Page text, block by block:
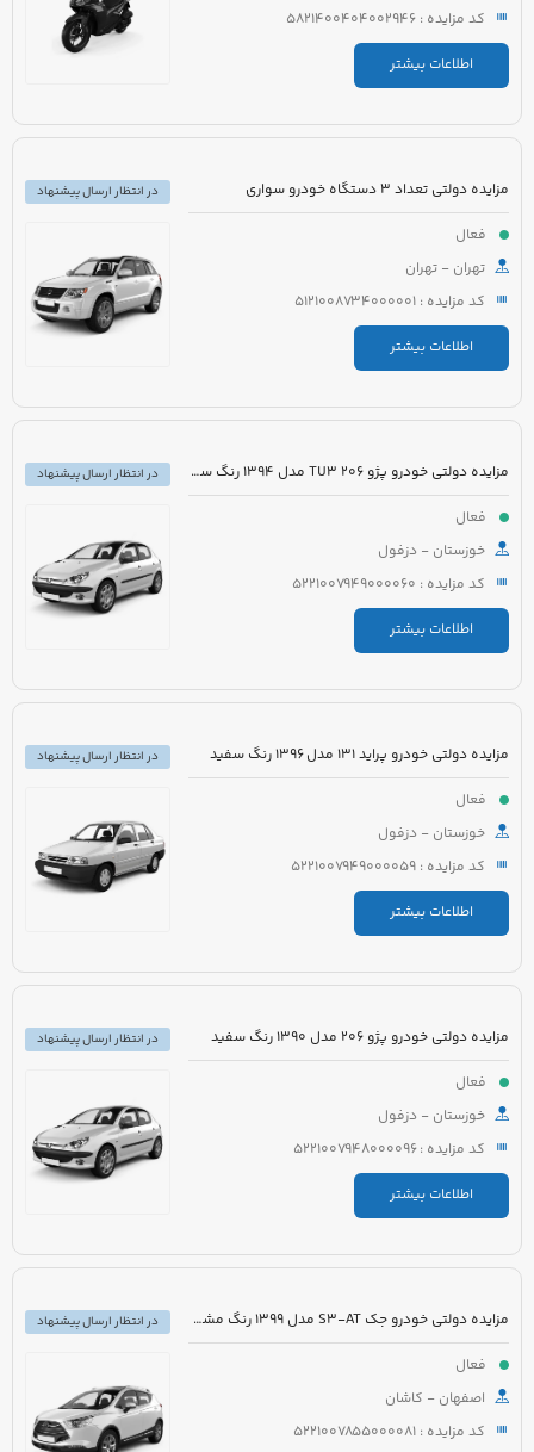
کد مزایده : 5821400404002946
اطلاعات بیشتر
مزایده دولتی تعداد 3 دستگاه خودرو سواری
فعال
تهران - تهران
کد مزایده : 5121008734000001
اطلاعات بیشتر
در انتظار ارسال پیشنهاد
مزایده دولتی خودرو پژو 206 TU3 مدل 1394 رنگ سفید
فعال
خوزستان - دزفول
کد مزایده : 5221007949000060
اطلاعات بیشتر
در انتظار ارسال پیشنهاد
مزایده دولتی خودرو پراید 131 مدل 1396 رنگ سفید
فعال
خوزستان - دزفول
کد مزایده : 5221007949000059
اطلاعات بیشتر
در انتظار ارسال پیشنهاد
مزایده دولتی خودرو پژو 206 مدل 1390 رنگ سفید
فعال
خوزستان - دزفول
کد مزایده : 5221007948000096
اطلاعات بیشتر
در انتظار ارسال پیشنهاد
مزایده دولتی خودرو جک S3-AT مدل 1399 رنگ مشکی
فعال
اصفهان - کاشان
کد مزایده : 5221007855000081
در انتظار ارسال پیشنهاد